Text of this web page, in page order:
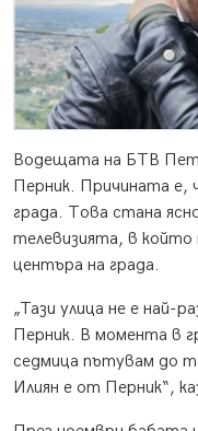
Водещата на БТВ
Перник. Причината е,
града. Това стана
телевизията, в който
центъра на града.
„Тази улица не е най-
Перник. В момента в
седмица пътувам до
Илиян е от Перник“,